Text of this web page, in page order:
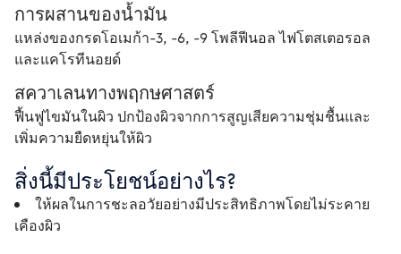
การผสานของน้ำมัน
แหล่งของกรดโอเมก้า-3, -6, -9 โพลีฟีนอล ไฟโตสเตอรอล
และแคโรทีนอยด์
สควาเลนทางพฤกษศาสตร์
ฟื้นฟูไขมันในผิว ปกป้องผิวจากการสูญเสียความชุ่มชื้นและ
เพิ่มความยืดหยุ่นให้ผิว
สิ่งนี้มีประโยชน์อย่างไร?
ให้ผลในการชะลอวัยอย่างมีประสิทธิภาพโดยไม่ระคาย
เคืองผิว